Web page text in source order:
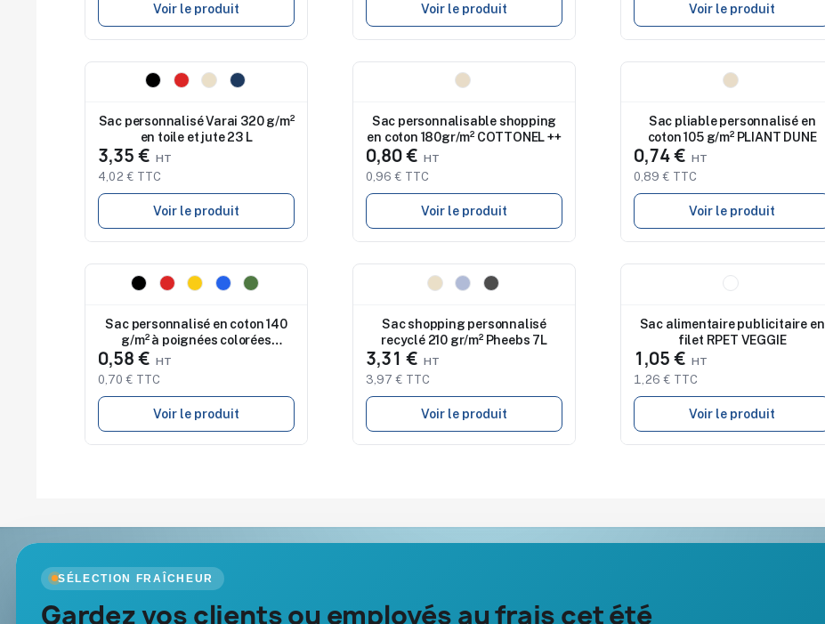
Voir le produit Voir le produit Voir le produit
Nouveau
Sac personnalisé Varai 320 g/m²
en toile et jute 23 L
3,35 €
4,02 € TTC
Voir le produit
Sac personnalisable shopping
en coton 180gr/m² COTTONEL ++
0,80 €
0,96 € TTC
Voir le produit
Sac pliable personnalisé en
coton 105 g/m² PLIANT DUNE
0,74 €
0,89 € TTC
Voir le produit
Nouveau
Sac personnalisé en coton 140
g/m² à poignées colorées
0,58 €
0,70 € TTC
Voir le produit
Sac shopping personnalisé
recyclé 210 gr/m² Pheebs 7L
3,31 €
3,97 € TTC
Voir le produit
Sac alimentaire publicitaire en
filet RPET VEGGIE
1,05 €
1,26 € TTC
Voir le produit
SÉLECTION FRAÎCHEUR
Gardez vos clients ou employés au frais cet été
Goodies Pub France
À propos